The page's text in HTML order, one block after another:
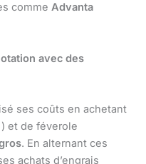
comme Advanta
avec des
ses coûts en achetant
) et de féverole
. En alternant ces
achats d’engrais